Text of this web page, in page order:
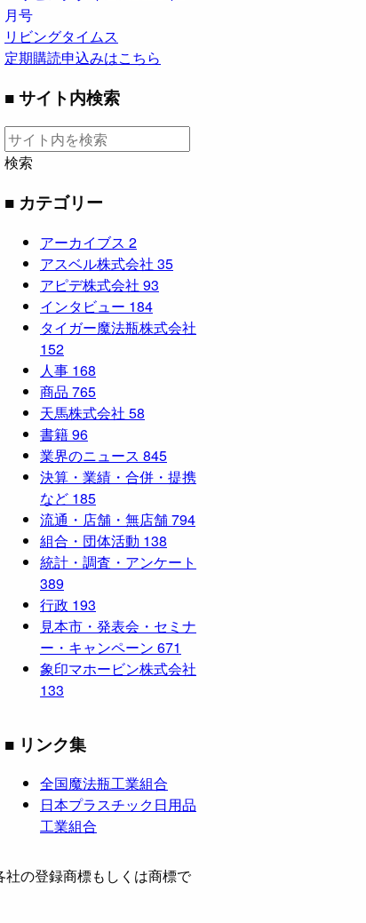
リビングタイムス
定期購読申込みはこちら
■ サイト内検索
検索
■ カテゴリー
アーカイブス 2
アスベル株式会社 35
アピデ株式会社 93
インタビュー 184
タイガー魔法瓶株式会社
152
人事 168
商品 765
天馬株式会社 58
書籍96
業界のニュース 845
決算・業績・合併・提携
など 185
流通・店舗・無店舗794
組合・団体活動 138
統計・調査・アンケート
389
行政 193
見本市・発表会・セミナ
ー・キャンペーン 671
象印マホービン株式会社
133
■ リンク集
全国魔法瓶工業組合
日本プラスチック日用品
工業組合
の登録商標もしくは商標で